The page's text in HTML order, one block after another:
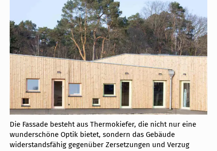
Die Fassade besteht aus Thermokiefer, die nicht nur eine
wunderschöne Optik bietet, sondern das Gebäude
widerstandsfähig gegenüber Zersetzungen und Verzug